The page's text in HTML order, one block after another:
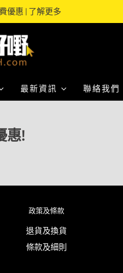
優惠 | 了解更多
最新資訊 聯絡我們
惠!
政策及條款
退貨及換貨
條款及細則